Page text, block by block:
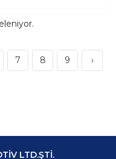
7 8 9 ›
LTD.ŞTİ.